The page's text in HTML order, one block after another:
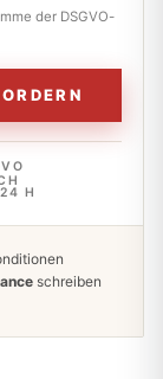
der DSGVO-
H
schreiben